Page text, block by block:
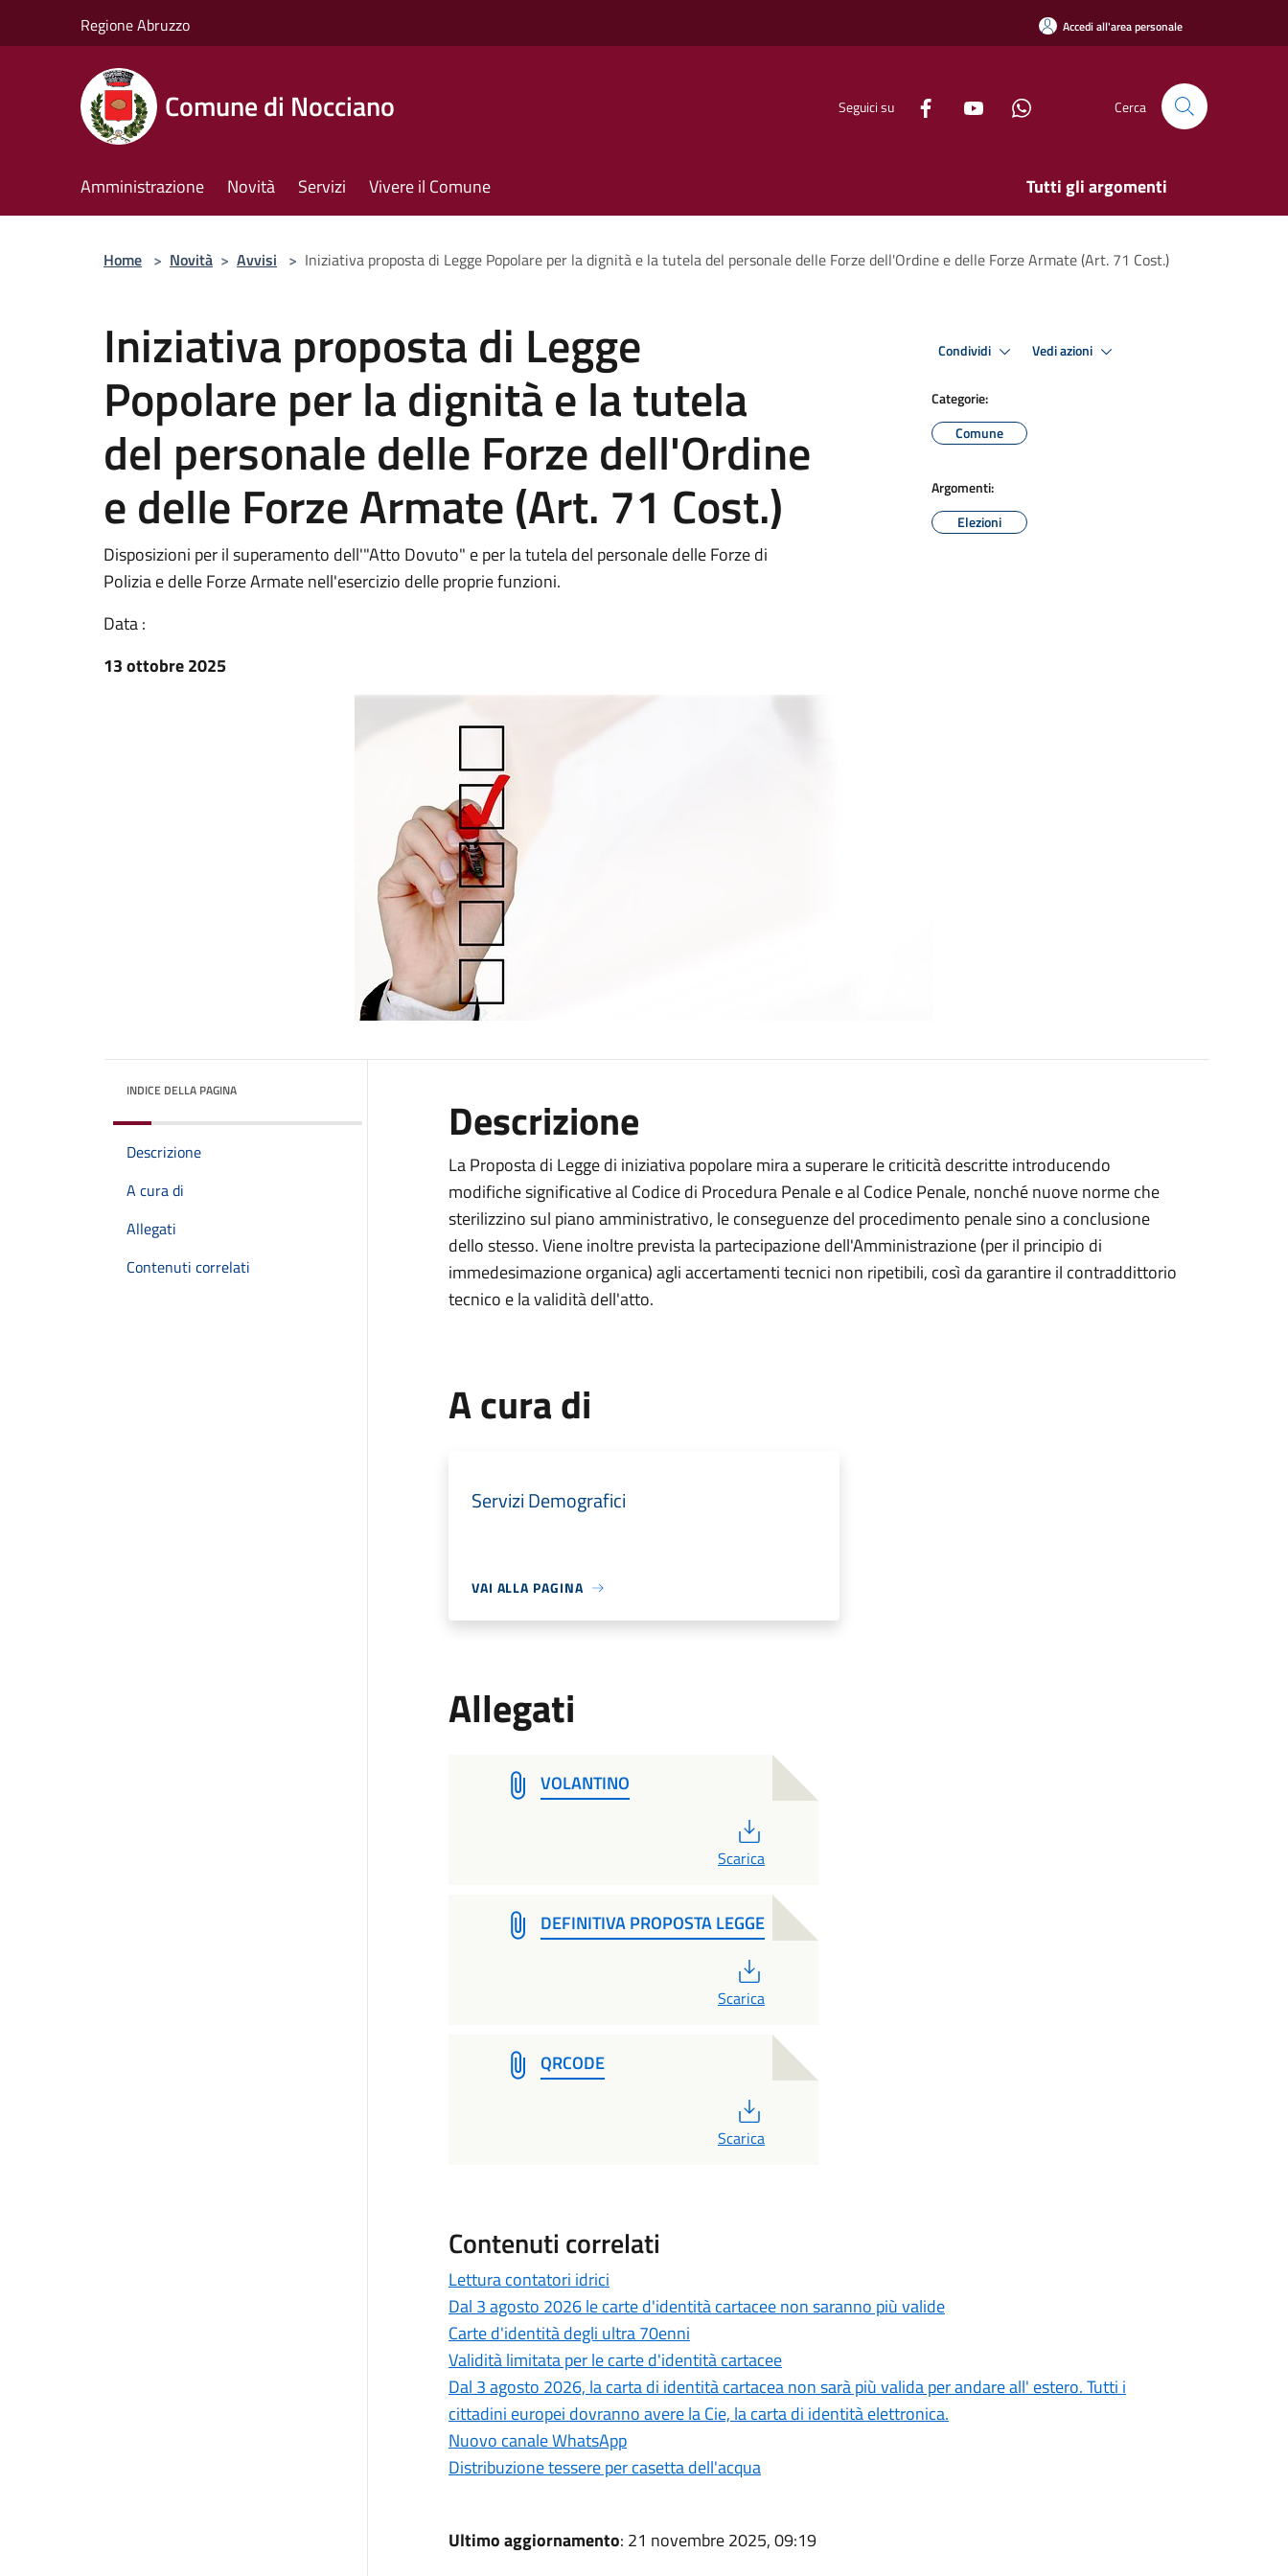
Regione Abruzzo Accedi all'area personale
Comune di Nocciano Seguici su Cerca
Amministrazione Novità Servizi Vivere il Comune Tutti gli argomenti
Home > Novità > Avvisi > Iniziativa proposta di Legge Popolare per la dignità e la tutela del personale delle Forze dell'Ordine e delle Forze Armate (Art. 71 Cost.)
Iniziativa proposta di Legge
Popolare per la dignità e la tutela
del personale delle Forze dell'Ordine
e delle Forze Armate (Art. 71 Cost.)
Disposizioni per il superamento dell'"Atto Dovuto" e per la tutela del personale delle Forze di
Polizia e delle Forze Armate nell'esercizio delle proprie funzioni.
Data :
13 ottobre 2025
Condividi Vedi azioni
Categorie:
Comune
Argomenti:
Elezioni
INDICE DELLA PAGINA
Descrizione
A cura di
Allegati
Contenuti correlati
Descrizione
La Proposta di Legge di iniziativa popolare mira a superare le criticità descritte introducendo
modifiche significative al Codice di Procedura Penale e al Codice Penale, nonché nuove norme che
sterilizzino sul piano amministrativo, le conseguenze del procedimento penale sino a conclusione
dello stesso. Viene inoltre prevista la partecipazione dell'Amministrazione (per il principio di
immedesimazione organica) agli accertamenti tecnici non ripetibili, così da garantire il contraddittorio
tecnico e la validità dell'atto.
A cura di
Servizi Demografici
VAI ALLA PAGINA
Allegati
VOLANTINO
Scarica
DEFINITIVA PROPOSTA LEGGE
Scarica
QRCODE
Scarica
Contenuti correlati
Lettura contatori idrici
Dal 3 agosto 2026 le carte d'identità cartacee non saranno più valide
Carte d'identità degli ultra 70enni
Validità limitata per le carte d'identità cartacee
Dal 3 agosto 2026, la carta di identità cartacea non sarà più valida per andare all' estero. Tutti i
cittadini europei dovranno avere la Cie, la carta di identità elettronica.
Nuovo canale WhatsApp
Distribuzione tessere per casetta dell'acqua
Ultimo aggiornamento: 21 novembre 2025, 09:19